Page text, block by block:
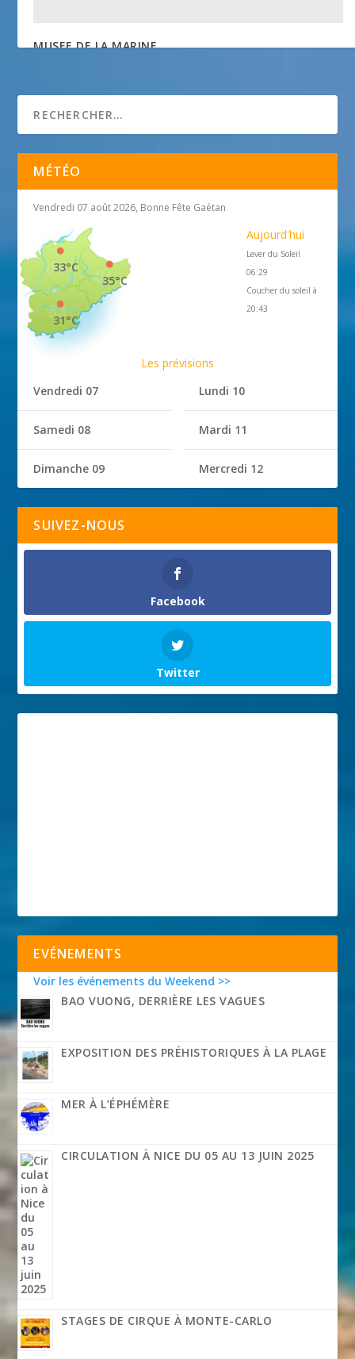
MUSEE DE LA MARINE
MÉTÉO
Vendredi 07 août 2026, Bonne Fête Gaétan
35°C
33°C
31°C
Aujourd'hui
Lever du Soleil
06:29
Coucher du soleil à
20:43
Les prévisions
Vendredi 07
Samedi 08
Dimanche 09
Lundi 10
Mardi 11
Mercredi 12
SUIVEZ-NOUS
Facebook
Twitter
EVÉNEMENTS
Voir les événements du Weekend >>
BAO VUONG, DERRIÈRE LES VAGUES
EXPOSITION DES PRÉHISTORIQUES À LA PLAGE
MER À L’ÉPHÉMÈRE
CIRCULATION À NICE DU 05 AU 13 JUIN 2025
STAGES DE CIRQUE À MONTE-CARLO